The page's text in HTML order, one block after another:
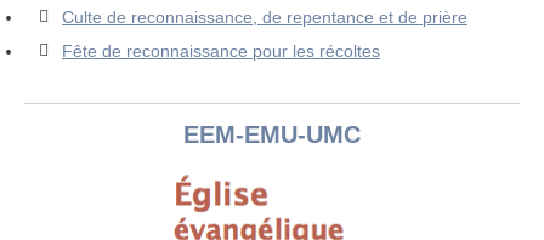
Culte de reconnaissance, de repentance et de prière
Fête de reconnaissance pour les récoltes
EEM-EMU-UMC